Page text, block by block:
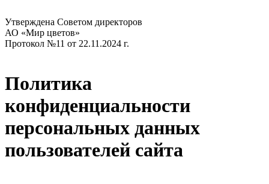
Утверждена Советом директоров​
АО «Мир цветов»
Протокол №11 от 22.11.2024 г.
Политика
конфиденциальности
персональных данных
пользователей сайта